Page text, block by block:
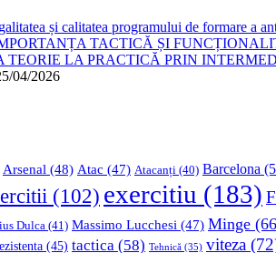
și calitatea programului de formare a
TACTICĂ ȘI
LA PRACTICĂ PRIN
04/2026
Arsenal (48) Atac (47) Atacanți (40) Barcelona
(102) exercitiu (183)
Dulca(41) Massimo Lucchesi (47) Minge
(45) tactica (58) Tehnică (35) viteza